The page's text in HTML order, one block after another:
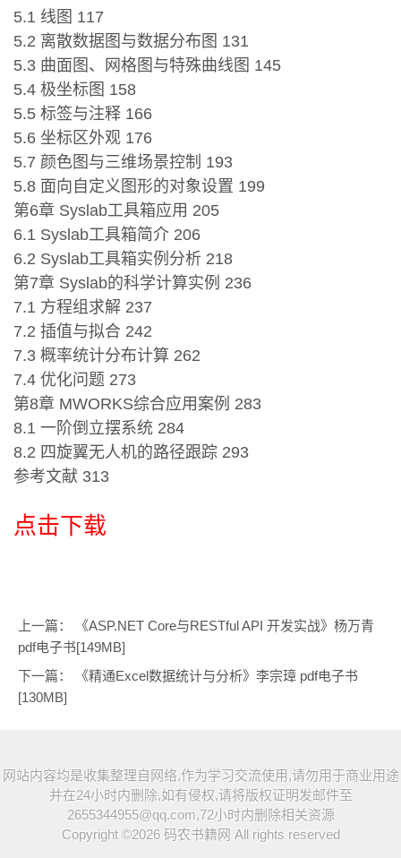
5.1 线图 117
5.2 离散数据图与数据分布图 131
5.3 曲面图、网格图与特殊曲线图 145
5.4 极坐标图 158
5.5 标签与注释 166
5.6 坐标区外观 176
5.7 颜色图与三维场景控制 193
5.8 面向自定义图形的对象设置 199
第6章 Syslab工具箱应用 205
6.1 Syslab工具箱简介 206
6.2 Syslab工具箱实例分析 218
第7章 Syslab的科学计算实例 236
7.1 方程组求解 237
7.2 插值与拟合 242
7.3 概率统计分布计算 262
7.4 优化问题 273
第8章 MWORKS综合应用案例 283
8.1 一阶倒立摆系统 284
8.2 四旋翼无人机的路径跟踪 293
参考文献 313
点击下载
上一篇：
《ASP.NET Core与RESTful API 开发实战》杨万青
pdf电子书[149MB]
下一篇：
《精通Excel数据统计与分析》李宗璋 pdf电子书
[130MB]
网站内容均是收集整理自网络,作为学习交流使用,请勿用于商业用途
并在24小时内删除,如有侵权,请将版权证明发邮件至
2655344955@qq.com,72小时内删除相关资源
Copyright ©2026 码农书籍网 All rights reserved